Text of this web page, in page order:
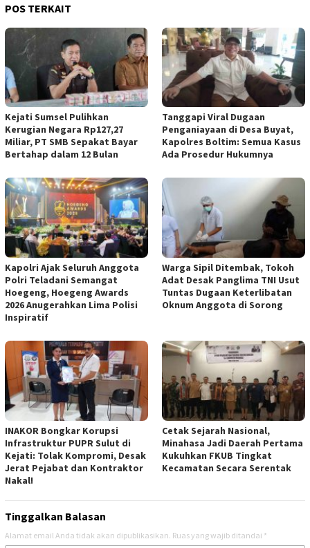
POS TERKAIT
Kejati Sumsel Pulihkan
Kerugian Negara Rp127,27
Miliar, PT SMB Sepakat Bayar
Bertahap dalam 12 Bulan
Tanggapi Viral Dugaan
Penganiayaan di Desa Buyat,
Kapolres Boltim: Semua Kasus
Ada Prosedur Hukumnya
Kapolri Ajak Seluruh Anggota
Polri Teladani Semangat
Hoegeng, Hoegeng Awards
2026 Anugerahkan Lima Polisi
Inspiratif
Warga Sipil Ditembak, Tokoh
Adat Desak Panglima TNI Usut
Tuntas Dugaan Keterlibatan
Oknum Anggota di Sorong
INAKOR Bongkar Korupsi
Infrastruktur PUPR Sulut di
Kejati: Tolak Kompromi, Desak
Jerat Pejabat dan Kontraktor
Nakal!
Cetak Sejarah Nasional,
Minahasa Jadi Daerah Pertama
Kukuhkan FKUB Tingkat
Kecamatan Secara Serentak
Tinggalkan Balasan
Alamat email Anda tidak akan dipublikasikan. Ruas yang wajib ditandai *